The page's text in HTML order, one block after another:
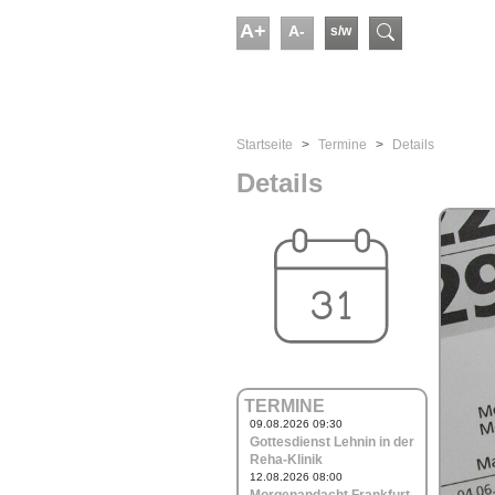
A+ A- s/w
Startseite
Termine Details
Details
TERMINE
09.08.2026 09:30
Gottesdienst Lehnin in der
Reha-Klinik
12.08.2026 08:00